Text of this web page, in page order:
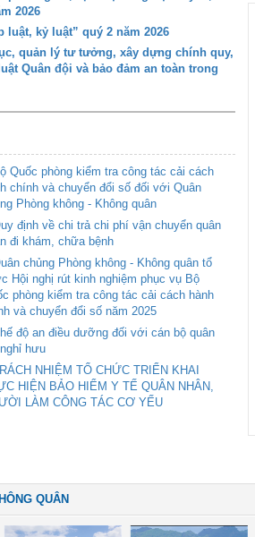
2026
kỷ luật” quý 2 năm 2026
quản lý tư tưởng, xây dựng chính quy,
Quân đội và bảo đảm an toàn trong
Quốc phòng kiểm tra công tác cải cách
chính và chuyển đổi số đối với Quân
Phòng không - Không quân
định về chi trả chi phí vận chuyển quân
đi khám, chữa bệnh
chủng Phòng không - Không quân tổ
Hội nghị rút kinh nghiệm phục vụ Bộ
phòng kiểm tra công tác cải cách hành
và chuyển đổi số năm 2025
độ an điều dưỡng đối với cán bộ quân
hưu
NHIỆM TỔ CHỨC TRIỂN KHAI
HIỆN BẢO HIỂM Y TẾ QUÂN NHÂN,
LÀM CÔNG TÁC CƠ YẾU
QUÂN